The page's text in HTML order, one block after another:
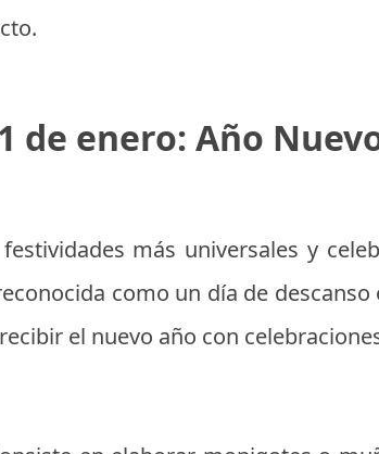
1 de enero: Año
más universales y
como un día de
el nuevo año con